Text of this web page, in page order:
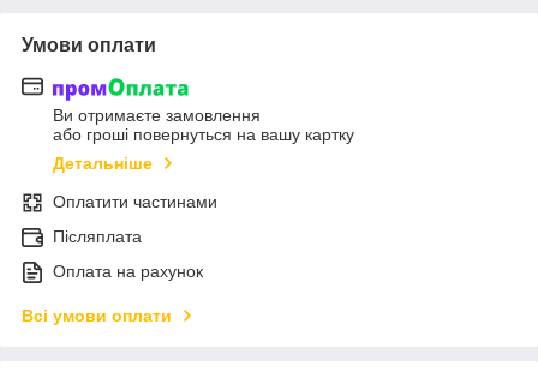
Умови оплати
Ви отримаєте замовлення
або гроші повернуться на вашу картку
Детальніше
Оплатити частинами
Післяплата
Оплата на рахунок
Всі умови оплати